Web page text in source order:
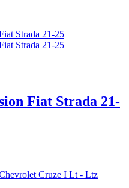
Fiat Strada 21-